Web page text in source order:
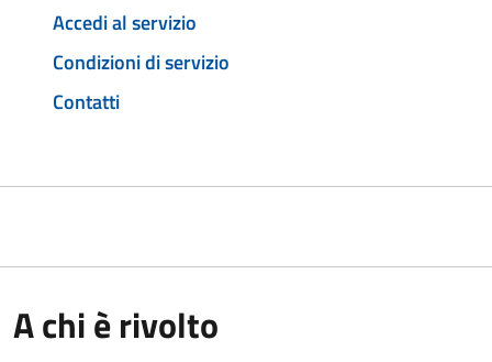
Accedi al servizio
Condizioni di servizio
Contatti
A chi è rivolto